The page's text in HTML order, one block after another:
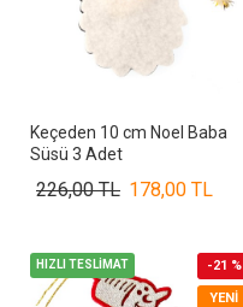
Keçeden 10 cm Noel Baba
Süsü 3 Adet
178,00 TL
226,00 TL
HIZLI TESLİMAT
YENI
-21 %